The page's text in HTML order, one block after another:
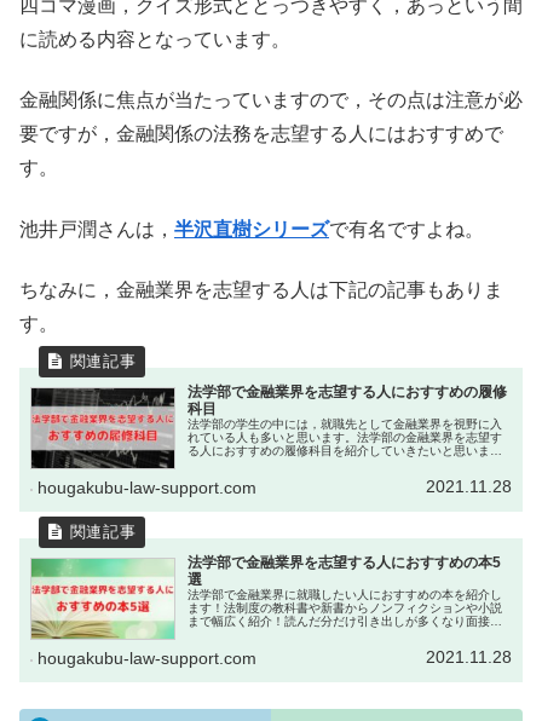
四コマ漫画，クイズ形式ととっつきやすく，あっという間
に読める内容となっています。
金融関係に焦点が当たっていますので，その点は注意が必
要ですが，金融関係の法務を志望する人にはおすすめで
す。
池井戸潤さんは， 半沢直樹シリーズで有名ですよね。
ちなみに，金融業界を志望する人は下記の記事もありま
す。
法学部で金融業界を志望する人におすすめの履修
科目
法学部の学生の中には，就職先として金融業界を視野に入
れている人も多いと思います。法学部の金融業界を志望す
る人におすすめの履修科目を紹介していきたいと思いま
hougakubu-law-support.com 2021.11.28
法学部で金融業界を志望する人におすすめの本5
選
法学部で金融業界に就職したい人におすすめの本を紹介し
ます！法制度の教科書や新書からノンフィクションや小説
まで幅広く紹介！読んだ分だけ引き出しが多くなり面接対
hougakubu-law-support.com 2021.11.28